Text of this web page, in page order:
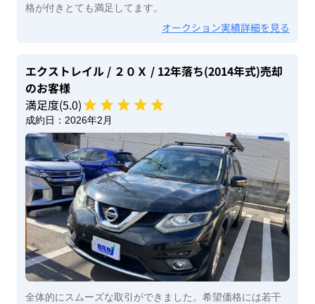
格が付きとても満足してます。
オークション実績詳細を見る
エクストレイル / ２０Ｘ / 12年落ち(2014年式)売却
のお客様
満足度(5.0)
成約日： 2026年2月
全体的にスムーズな取引ができました。希望価格には若干